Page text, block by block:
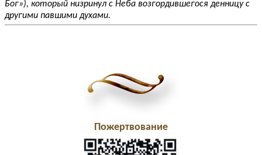
Бог»), который низринул с Неба возгордившегося денницу с
другими павшими духами.
Пожертвование